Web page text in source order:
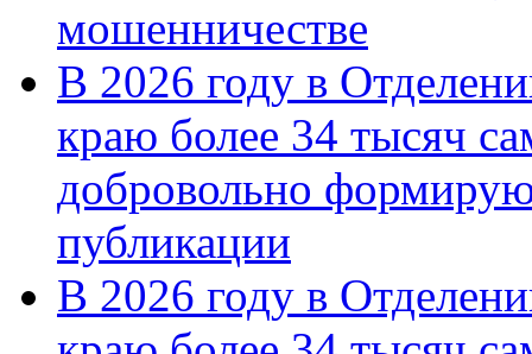
мошенничестве
В 2026 году в
краю более 34 тысяч
добровольно
публикации
В 2026 году в